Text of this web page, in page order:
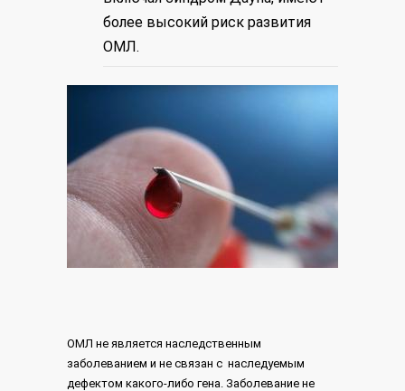
более высокий риск развития
ОМЛ.
ОМЛ не является наследственным
заболеванием и не связан с наследуемым
дефектом какого-либо гена. Заболевание не